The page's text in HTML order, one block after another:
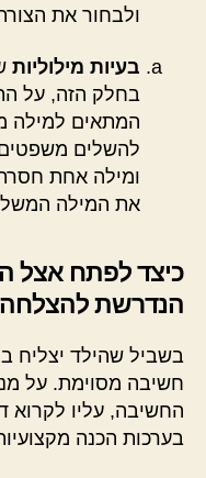
ולבחור את
בעיות מילוליות
בחלק הזה, על
המתאים למילה
להשלים
ומילה אחת
את המילה
כיצד לפתח אצל
הנדרשת להצלחה
בשביל שהילד יצליח
חשיבה מסוימת. על
החשיבה, עליו לקרוא
בערכות הכנה